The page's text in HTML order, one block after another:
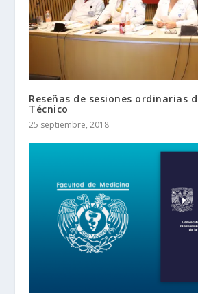
Reseñas de sesiones ordinarias
Técnico
25 septiembre, 2018